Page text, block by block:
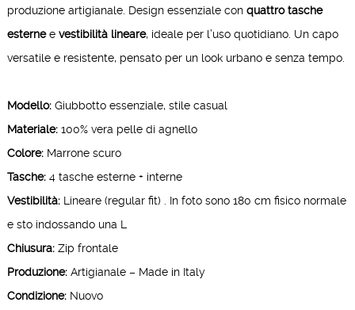
produzione artigianale. Design essenziale con quattro tasche
esternee vestibilità lineare, ideale per l’uso quotidiano. Un capo
versatile e resistente, pensato per un look urbano e senza tempo.
Modello:Giubbotto essenziale, stile casual
Materiale:100% vera pelle di agnello
Colore:Marrone scuro
Tasche:4 tasche esterne + interne
Vestibilità:Lineare (regular fit) . In foto sono 180 cm fisico normale
e sto indossando una L
Chiusura:Zip frontale
Produzione:Artigianale – Made in Italy
Condizione:Nuovo